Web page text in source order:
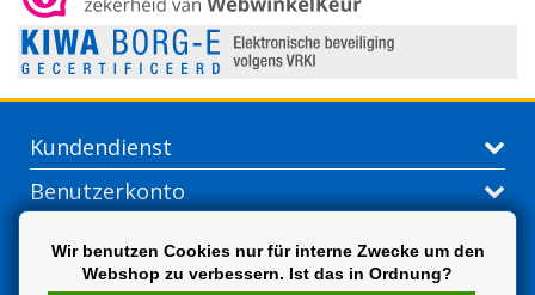
Kundendienst
Benutzerkonto
Extra
Wir benutzen Cookies nur für interne Zwecke um den
Webshop zu verbessern. Ist das in Ordnung?